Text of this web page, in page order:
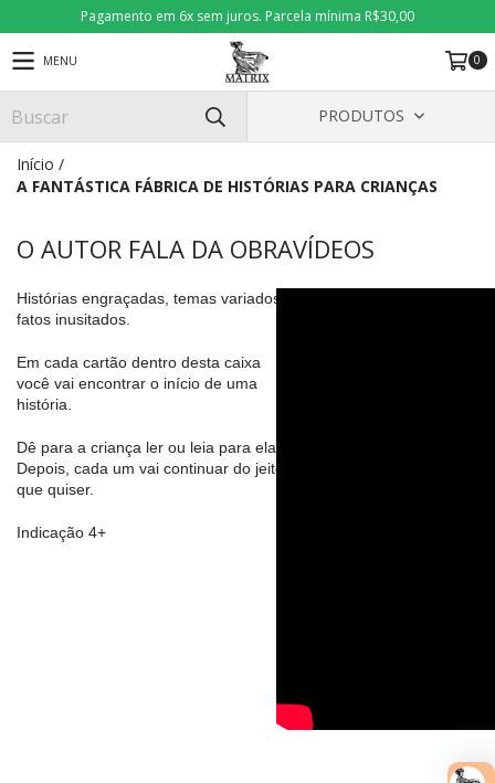
Pagamento em 6x sem juros. Parcela mínima R$30,00
MENU 0
PRODUTOS
Início /
A FANTÁSTICA FÁBRICA DE HISTÓRIAS PARA CRIANÇAS
O AUTOR FALA DA OBRA
Histórias engraçadas, temas variados,
fatos inusitados.
Em cada cartão dentro desta caixa
você vai encontrar o início de uma
história.
Dê para a criança ler ou leia para ela.
Depois, cada um vai continuar do jeito
que quiser.
Indicação 4+
VÍDEOS